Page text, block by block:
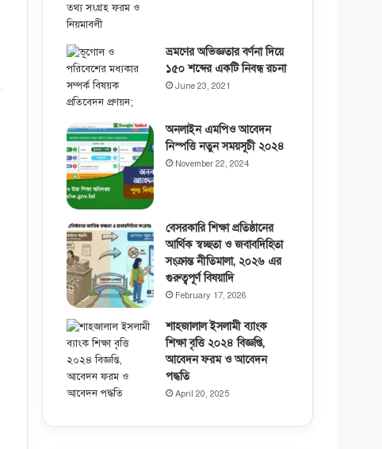
ভ্রমণের অভিজ্ঞতার বর্ণনা দিয়ে
১৫০ শব্দের একটি নিবন্ধ রচনা
June 23, 2021
অনলাইন এমপিও আবেদন
নিস্পত্তি নতুন সময়সূচী ২০২৪
November 22, 2024
বেসরকারি শিক্ষা প্রতিষ্ঠানের
আর্থিক স্বচ্ছতা ও জবাবদিহিতা
সংক্রান্ত নীতিমালা, ২০২৬ এর
গুরুত্বপূর্ণ বিষয়াদি
February 17, 2026
শাহজালাল ইসলামী ব্যাংক
শিক্ষা বৃত্তি ২০২৪ বিজ্ঞপ্তি,
আবেদন ফরম ও আবেদন
পদ্ধতি
April 20, 2025